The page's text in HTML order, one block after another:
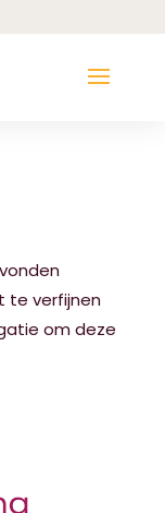
te verfijnen
om deze